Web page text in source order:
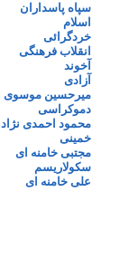
سپاه پاسداران
اسلام
خردگرائی
انقلاب فرهنگی
آخوند
آزادی
میرحسین موسوی
دموکراسی
محمود احمدی نژاد
خمینی
مجتبی خامنه ای
سکولاریسم
علی خامنه ای